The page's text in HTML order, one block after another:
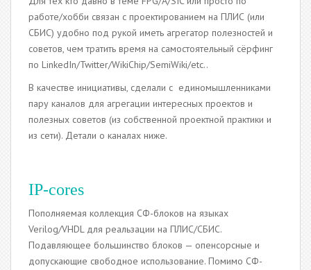
работе/хобби связан с проектированием на ПЛИС (или
СБИС) удобно под рукой иметь агрегатор полезностей и
советов, чем тратить время на самостоятельный сёрфинг
по LinkedIn/Twitter/WikiChip/SemiWiki/etc..
В качестве инициативы, сделали с единомышленниками
пару каналов для агрегации интересных проектов и
полезных советов (из собственной проектной практики и
из сети). Детали о каналах ниже.
IP-cores
Пополняемая коллекция СФ-блоков на языках
Verilog/VHDL для реальзации на ПЛИС/СБИС.
Подавляющее большинство блоков — опенсорсные и
допускающие свободное использование. Помимо СФ-